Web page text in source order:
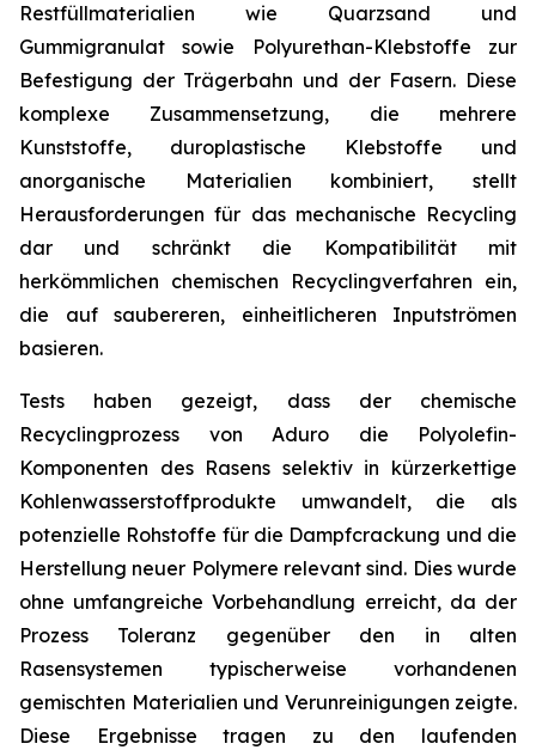
Restfüllmaterialien wie Quarzsand und
Gummigranulat sowie Polyurethan-Klebstoffe zur
Befestigung der Trägerbahn und der Fasern. Diese
komplexe Zusammensetzung, die mehrere
Kunststoffe, duroplastische Klebstoffe und
anorganische Materialien kombiniert, stellt
Herausforderungen für das mechanische Recycling
dar und schränkt die Kompatibilität mit
herkömmlichen chemischen Recyclingverfahren ein,
die auf saubereren, einheitlicheren Inputströmen
basieren.
Tests haben gezeigt, dass der chemische
Recyclingprozess von Aduro die Polyolefin-
Komponenten des Rasens selektiv in kürzerkettige
Kohlenwasserstoffprodukte umwandelt, die als
potenzielle Rohstoffe für die Dampfcrackung und die
Herstellung neuer Polymere relevant sind. Dies wurde
ohne umfangreiche Vorbehandlung erreicht, da der
Prozess Toleranz gegenüber den in alten
Rasensystemen typischerweise vorhandenen
gemischten Materialien und Verunreinigungen zeigte.
Diese Ergebnisse tragen zu den laufenden